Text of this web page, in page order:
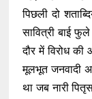
पिछली दो
सावित्री बाई
दौर में विरोध
मूलभूत जनवादी
था जब नारी